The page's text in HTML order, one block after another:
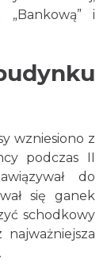
i
wzniesiono z
podczas II
do
się ganek
schodkowy